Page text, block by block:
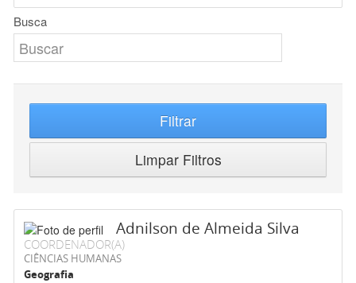
Busca
Filtrar
Limpar Filtros
Adnilson de Almeida Silva
COORDENADOR(A)
CIÊNCIAS HUMANAS
Geografia